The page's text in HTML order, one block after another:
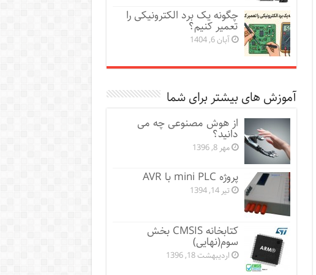
چگونه یک برد الکترونیکی را
تعمیر کنیم؟
آبان 6, 1404
آموزش های بیشتر برای شما
از هوش مصنوعی چه می
دانید؟
مهر 8, 1396
پروژه mini PLC با AVR
تیر 14, 1394
کتابخانه CMSIS بخش
سوم(نهایی)
اردیبهشت 18, 1396